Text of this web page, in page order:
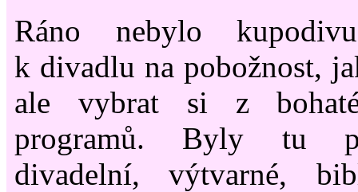
Ráno nebylo
k divadlu na pobožnost,
ale vybrat si z
programů. Byly tu
divadelní, výtvarné,